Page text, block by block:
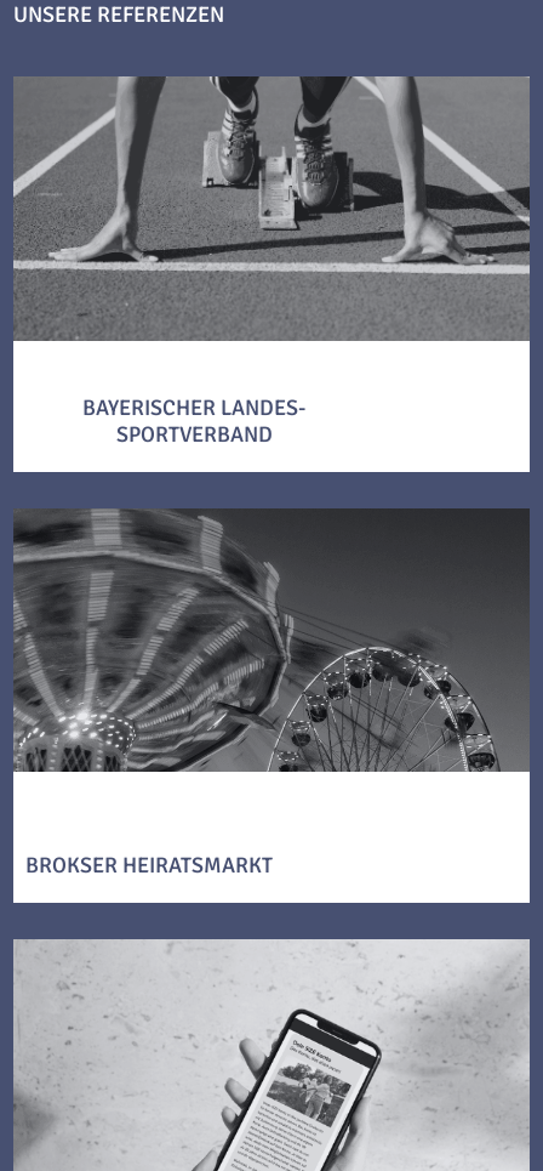
UNSERE REFERENZEN
BAYERISCHER LANDES-
SPORTVERBAND
BROKSER HEIRATSMARKT